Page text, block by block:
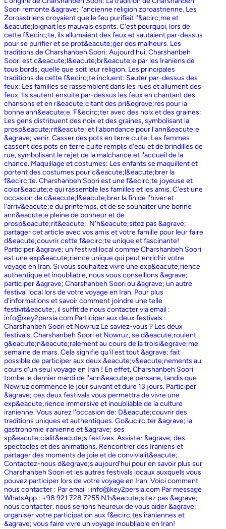
Soori remonte &agrave; l'ancienne religion zoroastrienne. Les
Zoroastriens croyaient que le feu purifiait l'&acirc;me et
&eacute;loignait les mauvais esprits. C'est pourquoi, lors de
cette f&ecirc;te, ils allumaient des feux et sautaient par-dessus
pour se purifier et se prot&eacute;ger des malheurs. Les
traditions de Charshanbeh Soori: Aujourd'hui, Charshanbeh
Soori est c&eacute;l&eacute;br&eacute;e par les Iraniens de
tous bords, quelle que soit leur religion. Les principales
traditions de cette f&ecirc;te incluent: Sauter par-dessus des
feux: Les familles se rassemblent dans les rues et allument des
feux. Ils sautent ensuite par-dessus les feux en chantant des
chansons et en r&eacute;citant des pri&egrave;res pour la
bonne ann&eacute;e. F&ecirc;ter avec des noix et des graines:
Les gens distribuent des noix et des graines, symbolisant la
prosp&eacute;rit&eacute; et l'abondance pour l'ann&eacute;e
&agrave; venir. Casser des pots en terre cuite: Les femmes
cassent des pots en terre cuite remplis d'eau et de brindilles de
rue, symbolisant le rejet de la malchance et l'accueil de la
chance. Maquillage et costumes: Les enfants se maquillent et
portent des costumes pour c&eacute;l&eacute;brer la
f&ecirc;te. Charshanbeh Soori est une f&ecirc;te joyeuse et
color&eacute;e qui rassemble les familles et les amis. C'est une
occasion de c&eacute;l&eacute;brer la fin de l'hiver et
l'arriv&eacute;e du printemps, et de se souhaiter une bonne
ann&eacute;e pleine de bonheur et de
prosp&eacute;rit&eacute;. N'h&eacute;sitez pas &agrave;
partager cet article avec vos amis et votre famille pour leur faire
d&eacute;couvrir cette f&ecirc;te unique et fascinante!
Participer &agrave; un festival local comme Charshanbeh Soori
est une exp&eacute;rience unique qui peut enrichir votre
voyage en Iran. Si vous souhaitez vivre une exp&eacute;rience
authentique et inoubliable, nous vous conseillons &agrave;
participer &agrave; Charshanbeh Soori ou &agrave; un autre
festival local lors de votre voyage en Iran. Pour plus
d'informations et savoir comment joindre une telle
festivit&eacute;, il suffit de nous contacter via email :
info@key2persia.com Participer aux deux festivals :
Charshanbeh Soori et Nowruz Le saviez-vous ? Les deux
festivals, Charshanbeh Soori et Nowruz, se d&eacute;roulent
g&eacute;n&eacute;ralement au cours de la troisi&egrave;me
semaine de mars. Cela signifie qu'il est tout &agrave; fait
possible de participer aux deux &eacute;v&eacute;nements au
cours d'un seul voyage en Iran ! En effet, Charshanbeh Soori
tombe le dernier mardi de l'ann&eacute;e persane, tandis que
Nowruz commence le jour suivant et dure 13 jours. Participer
&agrave; ces deux festivals vous permettra de vivre une
exp&eacute;rience immersive et inoubliable de la culture
iranienne. Vous aurez l'occasion de: D&eacute;couvrir des
traditions uniques et authentiques. Go&ucirc;ter &agrave; la
gastronomie iranienne et &agrave; ses
sp&eacute;cialit&eacute;s festives. Assister &agrave; des
spectacles et des animations. Rencontrer des Iraniens et
partager des moments de joie et de convivialit&eacute;.
Contactez-nous d&egrave;s aujourd'hui pour en savoir plus sur
Charshanbeh Soori et les autres festivals locaux auxquels vous
pouvez participer lors de votre voyage en Iran. Voici comment
nous contacter : Par email : info@key2persia.com Par message
WhatsApp : +98 921 728 7255 N'h&eacute;sitez pas &agrave;
nous contacter, nous serions heureux de vous aider &agrave;
organiser votre participation aux f&ecirc;tes iraniennes et
&agrave; vous faire vivre un voyage inoubliable en Iran!